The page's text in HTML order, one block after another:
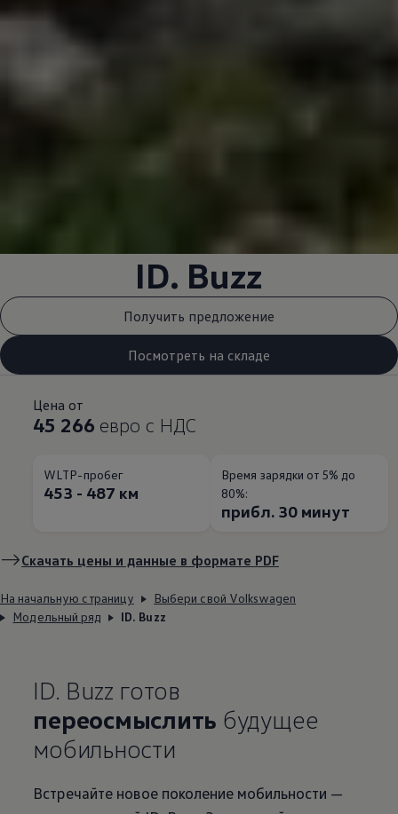
ID. Buzz
Получить предложение
Посмотреть на складе
Цена от
45 266 евро с НДС
WLTP-пробег
453 - 487 км
Время зарядки от 5% до
80%:
прибл. 30 минут
Скачать цены и данные в формате PDF
На начальную страницу
Выбери свой Volkswagen
Модельный ряд
ID. Buzz
ID. Buzz готов
переосмыслить будущее
мобильности
Встречайте новое поколение мобильности —